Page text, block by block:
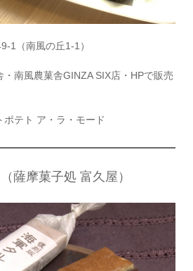
1（南風の丘1-1）
南風農菓舎GINZA SIX店・HPで販売
テト ア・ラ・モード
薩摩菓子処 富久屋）